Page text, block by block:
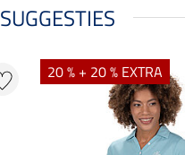
20 % + 20 % EXTRA